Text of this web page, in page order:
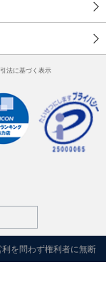
法に基づく表示
を問わず権利者に無断